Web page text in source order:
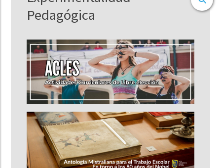
Pedagógica